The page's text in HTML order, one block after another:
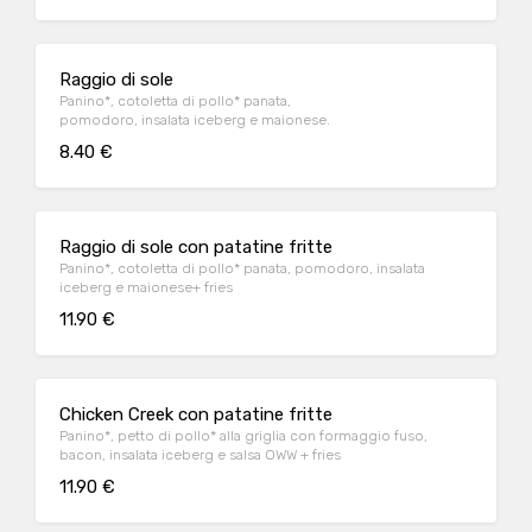
Raggio di sole
Panino*, cotoletta di pollo* panata,
pomodoro, insalata iceberg e maionese.
8.40 €
Raggio di sole con patatine fritte
Panino*, cotoletta di pollo* panata, pomodoro, insalata
iceberg e maionese+ fries
11.90 €
Chicken Creek con patatine fritte
Panino*, petto di pollo* alla griglia con formaggio fuso,
bacon, insalata iceberg e salsa OWW + fries
11.90 €